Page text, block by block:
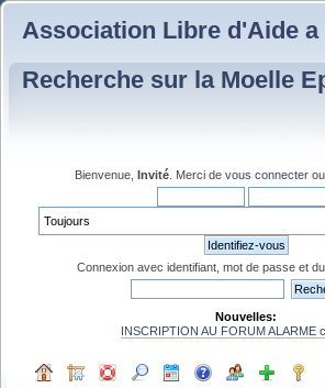
Association Libre d'Aide a
Recherche sur la Moelle
Bienvenue, Invité . Merci de vous connecter
Connexion avec identifiant, mot de passe et
Nouvelles:
INSCRIPTION AU FORUM ALARME